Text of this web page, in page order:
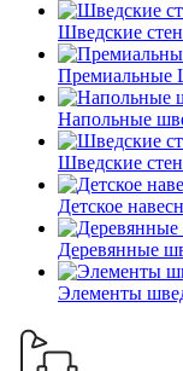
Шведские
Премиальные
Напольные
Шведские
Детское
Деревянные
Элементы